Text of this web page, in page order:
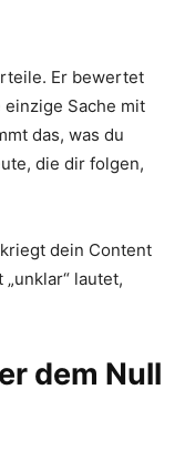
Er bewertet
Sache mit
das, was du
die dir folgen,
dein Content
lautet,
dem Null